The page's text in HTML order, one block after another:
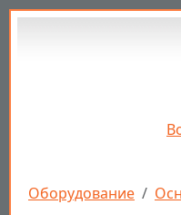
Перейти к основному
Строка
Оборудование